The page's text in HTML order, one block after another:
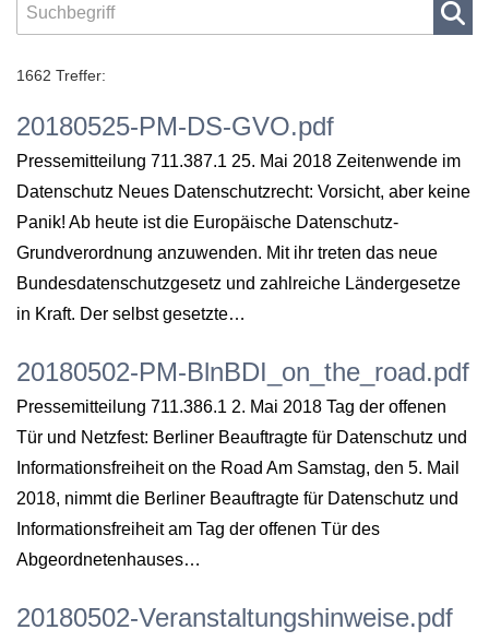
1662 Treffer:
20180525-PM-DS-GVO.pdf
Pressemitteilung 711.387.1 25. Mai 2018 Zeitenwende im
Datenschutz Neues Datenschutzrecht: Vorsicht, aber keine
Panik! Ab heute ist die Europäische Datenschutz-
Grundverordnung anzuwenden. Mit ihr treten das neue
Bundesdatenschutzgesetz und zahlreiche Ländergesetze
in Kraft. Der selbst gesetzte…
20180502-PM-BlnBDI_on_the_road.pdf
Pressemitteilung 711.386.1 2. Mai 2018 Tag der offenen
Tür und Netzfest: Berliner Beauftragte für Datenschutz und
Informationsfreiheit on the Road Am Samstag, den 5. Mail
2018, nimmt die Berliner Beauftragte für Datenschutz und
Informationsfreiheit am Tag der offenen Tür des
Abgeordnetenhauses…
20180502-Veranstaltungshinweise.pdf